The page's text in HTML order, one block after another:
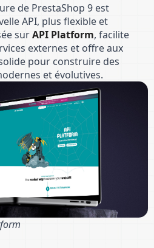
de PrestaShop 9 est
API, plus flexible et
surAPI Platform, facilite
externes et offre aux
pour construire des
et évolutives.